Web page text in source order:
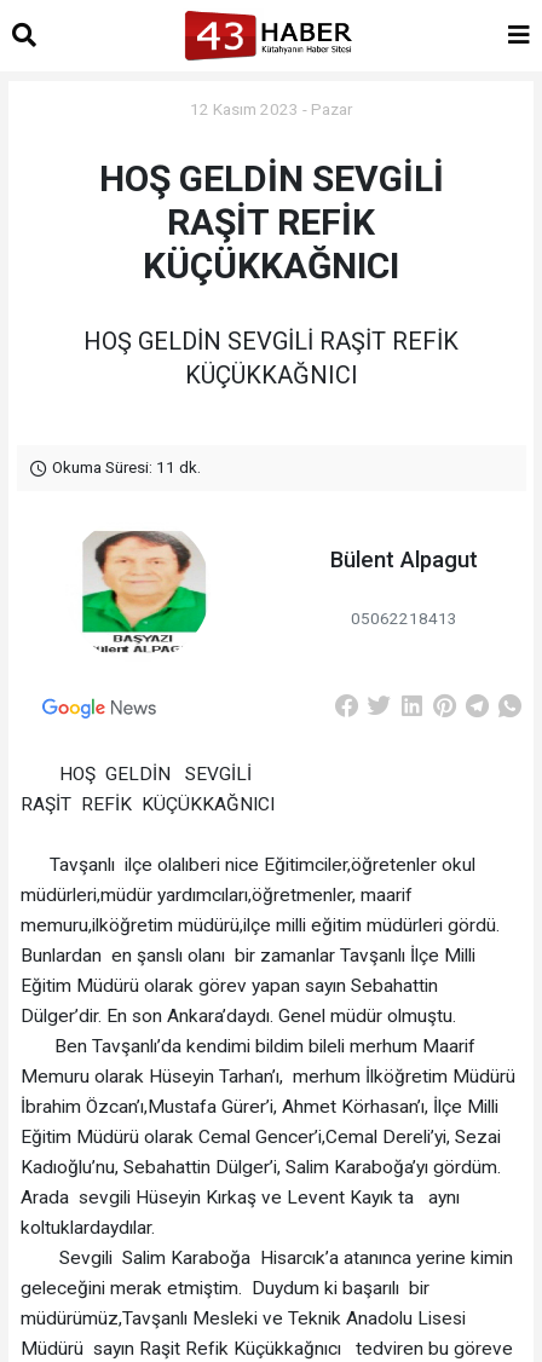
12 Kasım 2023 - Pazar
HOŞ GELDİN SEVGİLİ
RAŞİT REFİK
KÜÇÜKKAĞNICI
HOŞ GELDİN SEVGİLİ RAŞİT REFİK
KÜÇÜKKAĞNICI
Okuma Süresi: 11 dk.
Bülent Alpagut
05062218413
HOŞ GELDİN SEVGİLİ
RAŞİT REFİK KÜÇÜKKAĞNICI
Tavşanlı ilçe olalıberi nice Eğitimciler,öğretenler okul
müdürleri,müdür yardımcıları,öğretmenler, maarif
memuru,ilköğretim müdürü,ilçe milli eğitim müdürleri gördü.
Bunlardan en şanslı olanı bir zamanlar Tavşanlı İlçe Milli
Eğitim Müdürü olarak görev yapan sayın Sebahattin
Dülger’dir. En son Ankara’daydı. Genel müdür olmuştu.
Ben Tavşanlı’da kendimi bildim bileli merhum Maarif
Memuru olarak Hüseyin Tarhan’ı, merhum İlköğretim Müdürü
İbrahim Özcan’ı,Mustafa Gürer’i, Ahmet Körhasan’ı, İlçe Milli
Eğitim Müdürü olarak Cemal Gencer’i,Cemal Dereli’yi, Sezai
Kadıoğlu’nu, Sebahattin Dülger’i, Salim Karaboğa’yı gördüm.
Arada sevgili Hüseyin Kırkaş ve Levent Kayık ta aynı
koltuklardaydılar.
Sevgili Salim Karaboğa Hisarcık’a atanınca yerine kimin
geleceğini merak etmiştim. Duydum ki başarılı bir
müdürümüz,Tavşanlı Mesleki ve Teknik Anadolu Lisesi
Müdürü sayın Raşit Refik Küçükkağnıcı tedviren bu göreve